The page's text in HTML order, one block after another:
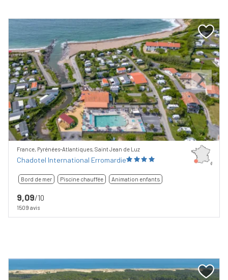
Previous Next
France, Pyrénées-Atlantiques, Saint Jean de Luz
Chadotel International Erromardie
Bord de mer Piscine chauffée Animation enfants
9,09/10
1509 avis